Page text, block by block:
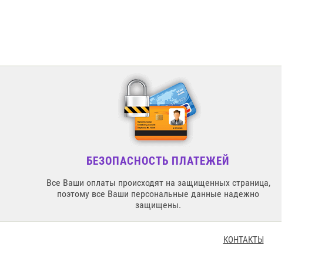
БЕЗОПАСНОСТЬ ПЛАТЕЖЕЙ
Все Ваши оплаты происходят на защищенных страница,
поэтому все Ваши персональные данные надежно
защищены.
КОНТАКТЫ